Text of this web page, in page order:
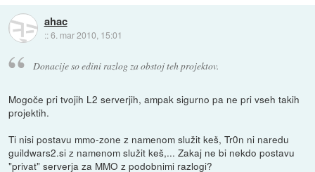
ahac
::6. mar 2010, 15:01
Donacije so edini razlog za obstoj teh projektov.
Mogoče pri tvojih L2 serverjih, ampak sigurno pa ne pri vseh takih
projektih.
Ti nisi postavu mmo-zone z namenom služit keš, Tr0n ni naredu
guildwars2.si z namenom služit keš,... Zakaj ne bi nekdo postavu
"privat" serverja za MMO z podobnimi razlogi?